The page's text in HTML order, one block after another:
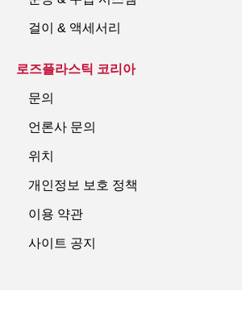
걸이 & 액세서리
로즈플라스틱 코리아
문의
언론사 문의
위치
개인정보 보호 정책
이용 약관
사이트 공지